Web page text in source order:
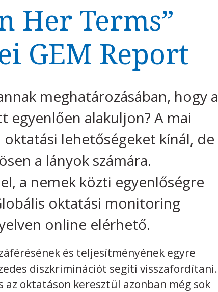
Her Terms”
GEM Report
meghatározásában, hogy a
alakuljon? A mai
lehetőségeket kínál, de
a lányok számára.
a nemek közti egyenlőségre
oktatási monitoring
online elérhető.
és teljesítményének egyre
diszkriminációt segíti visszafordítani.
oktatáson keresztül azonban még sok